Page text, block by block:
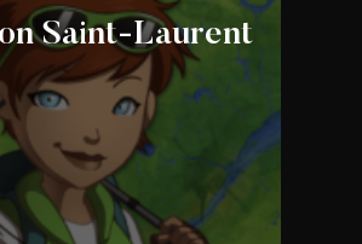
Saint-Laurent